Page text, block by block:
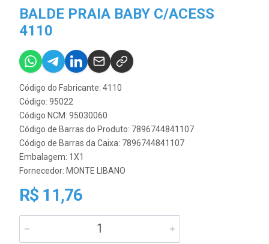
BALDE PRAIA BABY C/ACESS
4110
Código do Fabricante: 4110
Código: 95022
Código NCM: 95030060
Código de Barras do Produto: 7896744841107
Código de Barras da Caixa: 7896744841107
Embalagem: 1X1
Fornecedor: MONTE LIBANO
R$ 11,76